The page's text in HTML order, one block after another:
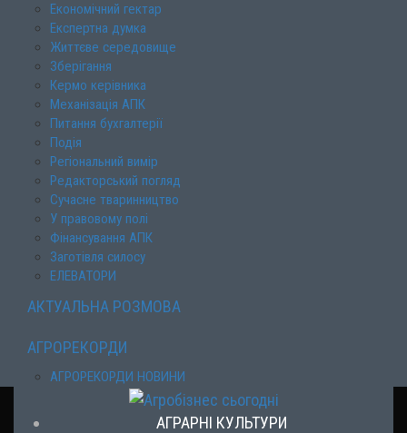
Економічний гектар
Експертна думка
Життєве середовище
Зберігання
Кермо керівника
Механізація АПК
Питання бухгалтерії
Подія
Регіональний вимір
Редакторський погляд
Сучасне тваринництво
У правовому полі
Фінансування АПК
Заготівля силосу
ЕЛЕВАТОРИ
АКТУАЛЬНА РОЗМОВА
АГРОРЕКОРДИ
АГРОРЕКОРДИ НОВИНИ
АГРАРНІ КУЛЬТУРИ